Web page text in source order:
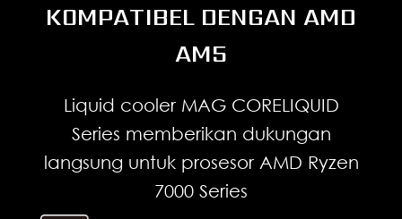
KOMPATIBEL DENGAN AMD
AM5
Liquid cooler MAG CORELIQUID
Series memberikan dukungan
langsung untuk prosesor AMD Ryzen
7000 Series